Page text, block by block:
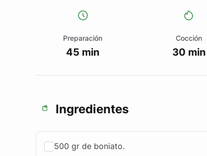
Preparación
45 min
Cocción
30 min
Ingredientes
500 gr de boniato.